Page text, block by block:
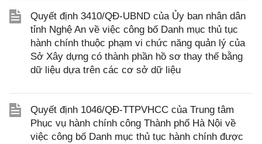
Quyết định 3410/QĐ-UBND của Ủy ban nhân dân
tỉnh Nghệ An về việc công bố Danh mục thủ tục
hành chính thuộc phạm vi chức năng quản lý của
Sở Xây dựng có thành phần hồ sơ thay thế bằng
dữ liệu dựa trên các cơ sở dữ liệu
Quyết định 1046/QĐ-TTPVHCC của Trung tâm
Phục vụ hành chính công Thành phố Hà Nội về
việc công bố Danh mục thủ tục hành chính được